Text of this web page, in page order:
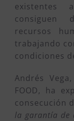
existentes
consiguen
recursos
trabajando
condiciones
Andrés
FOOD, ha
consecución
la garantía de